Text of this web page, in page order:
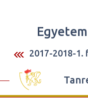
2017-2018-1.